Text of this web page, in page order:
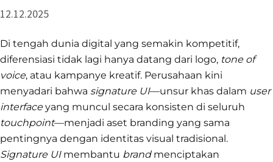
12.12.2025
Di tengah dunia digital yang semakin kompetitif,
diferensiasi tidak lagi hanya datang dari logo, tone of
voice, atau kampanye kreatif. Perusahaan kini
menyadari bahwa signature UI—unsur khas dalam user
interfaceyang muncul secara konsisten di seluruh
touchpoint—menjadi aset branding yang sama
pentingnya dengan identitas visual tradisional.
Signature UImembantu brandmenciptakan